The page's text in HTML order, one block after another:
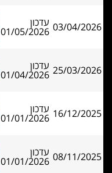
03/04/2026 עדכון
01/05/2026
25/03/2026 עדכון
01/04/2026
16/12/2025 עדכון
01/01/2026
08/11/2025 עדכון
01/01/2026